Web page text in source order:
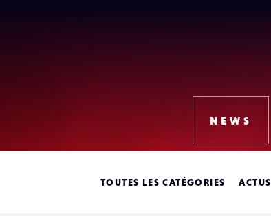
NEWS
TOUTES LES CATÉGORIES ACTUS